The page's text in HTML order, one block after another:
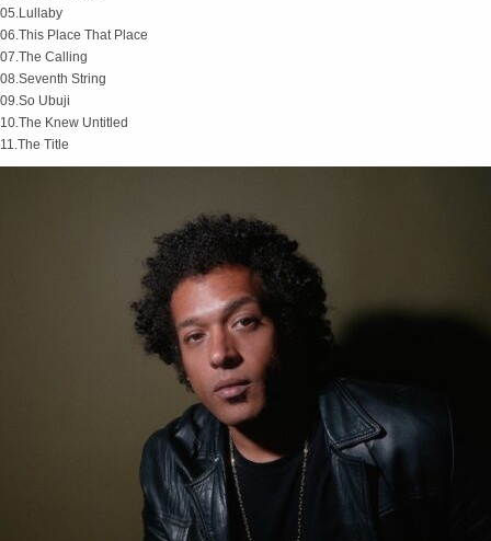
05.Lullaby
06.This Place That Place
07.The Calling
08.Seventh String
09.So Ubuji
10.The Knew Untitled
11.The Title